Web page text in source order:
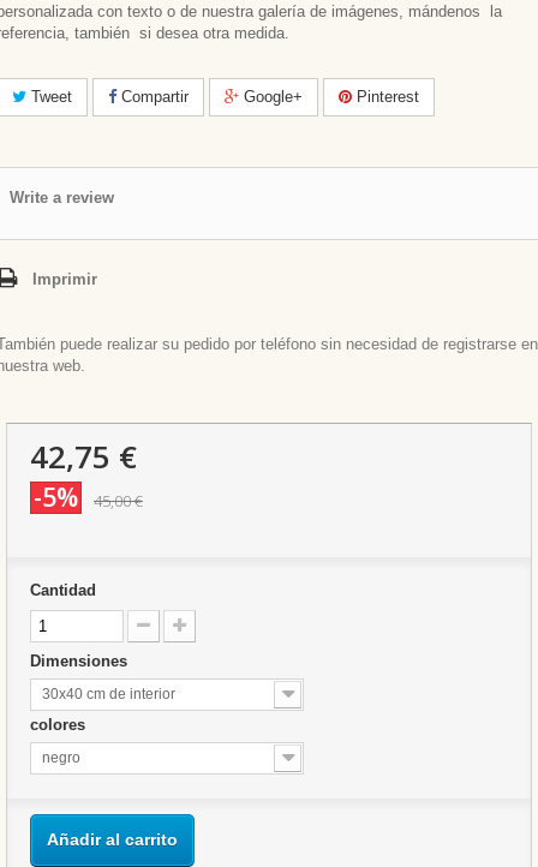
con texto o de nuestra galería de imágenes, mándenos la
también si desea otra medida.
Tweet Compartir Google+ Pinterest
Write a review
Imprimir
puede realizar su pedido por teléfono sin necesidad de registrarse en
web.
42,75 €
-5% 45,00 €
Cantidad
Dimensiones
30x40 cm de interior
colores
negro
Añadir al carrito